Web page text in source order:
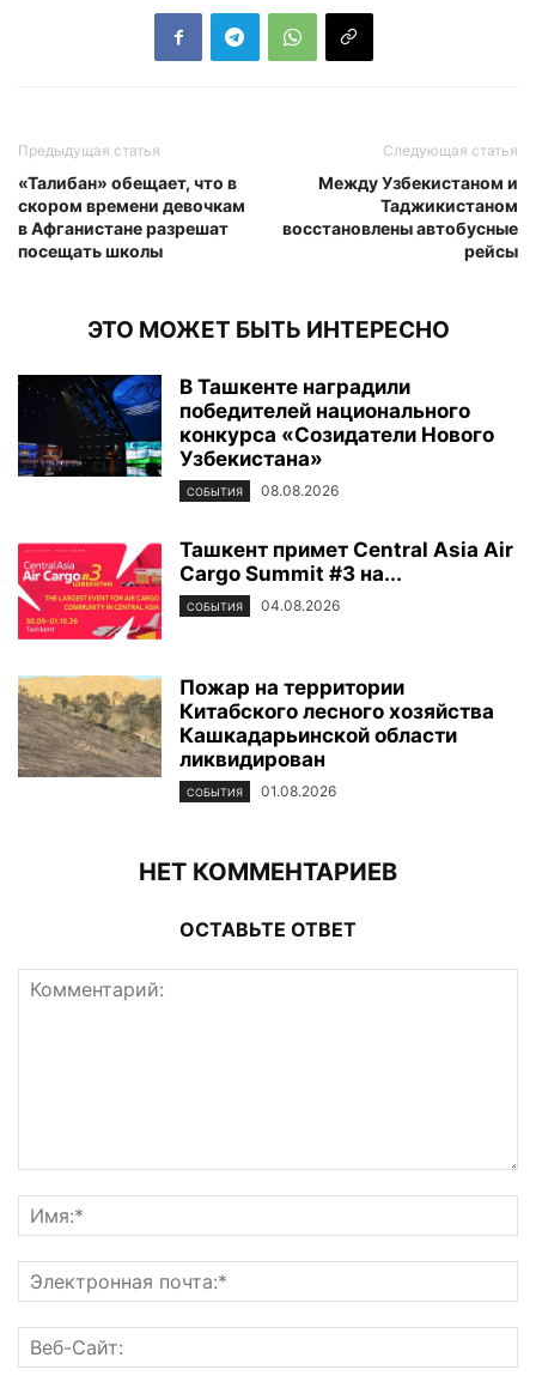
Предыдущая статья
«Талибан» обещает, что в
скором времени девочкам
в Афганистане разрешат
посещать школы
Следующая статья
Между Узбекистаном и
Таджикистаном
восстановлены автобусные
рейсы
ЭТО МОЖЕТ БЫТЬ ИНТЕРЕСНО
В Ташкенте наградили
победителей национального
конкурса «Созидатели Нового
Узбекистана»
СОБЫТИЯ 08.08.2026
Ташкент примет Central Asia Air
Cargo Summit #3 на...
СОБЫТИЯ 04.08.2026
Пожар на территории
Китабского лесного хозяйства
Кашкадарьинской области
ликвидирован
СОБЫТИЯ 01.08.2026
НЕТ КОММЕНТАРИЕВ
ОСТАВЬТЕ ОТВЕТ